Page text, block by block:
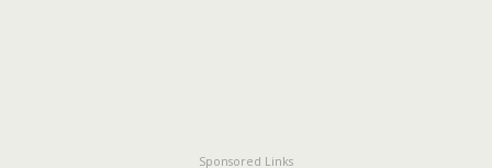
Sponsored Links